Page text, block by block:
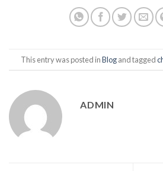
This entry was posted inBlogand tagged
ADMIN